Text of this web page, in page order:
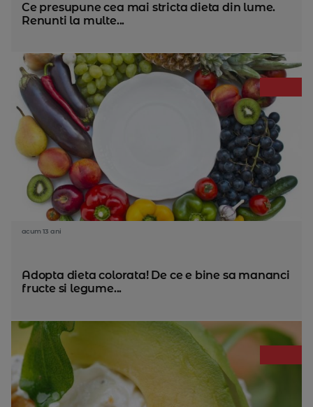
Ce presupune cea mai stricta dieta din lume.
Renunti la multe...
acum 13 ani
Adopta dieta colorata! De ce e bine sa mananci
fructe si legume...